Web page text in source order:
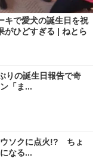
キで愛犬の誕生日を祝
がひどすぎる | ねとら
りの誕生日報告で奇
「ま...
ウソクに点火!? ちょ
なる...